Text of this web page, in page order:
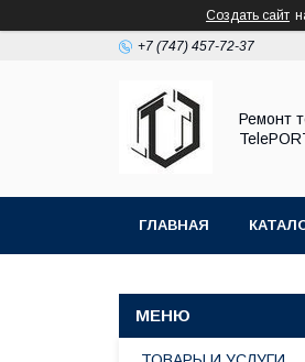
Создать сайт
+7 (747) 457-72-37
Ремонт
ГЛАВНАЯ